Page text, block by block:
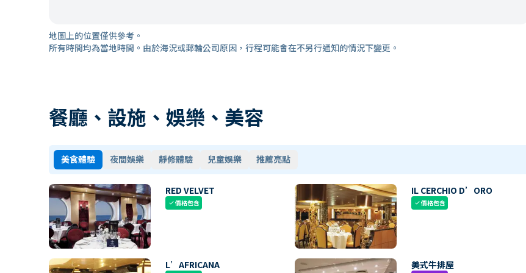
地圖上的位置僅供參考。
所有時間均為當地時間。由於海況或郵輪公司原因，行程可能會在不另行通知的情況下變更。
餐廳、設施、娛樂、美容
美食體驗 夜間娛樂 靜修體驗 兒童娛樂 推薦亮點
RED VELVET
check價格包含
IL CERCHIO D’ORO
check價格包含
L’AFRICANA 美式牛排屋